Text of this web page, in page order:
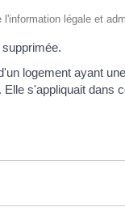
légale et
logement ayant une
s'appliquait dans